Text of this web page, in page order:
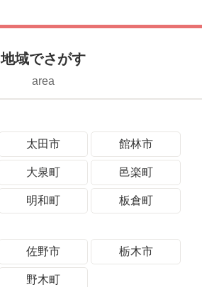
地域でさがす
area
太田市 館林市
大泉町 邑楽町
明和町 板倉町
佐野市 栃木市
野木町